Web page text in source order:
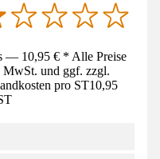
— 10,95 € * Alle Preise
und ggf. zzgl.
pro ST10,95